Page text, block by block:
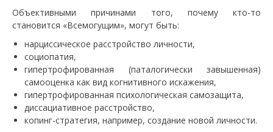
Объективными причинами того, почему кто-то
становится «Всемогущим», могут быть:
нарциссическое расстройство личности,
социопатия,
гипертрофированная (паталогически завышенная)
самооценка как вид когнитивного искажения,
гипертрофированная психологическая самозащита,
диссациативное расстройство,
копинг-стратегия, например, создание новой личности.